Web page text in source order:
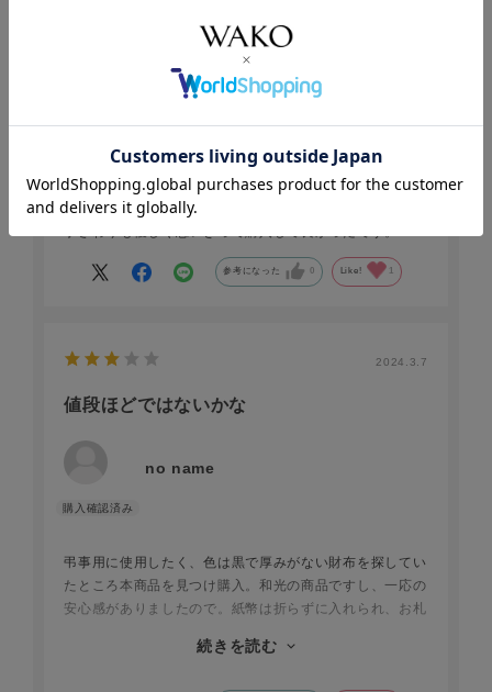
みほちゃん
女性
お住まいの地域:
九州・沖縄
スッキリとおさまります。法事が重なることも多くなって
きました。
和光さんで購入！！
参考になった 0 Like! 1
2024.3.7
値段ほどではないかな
no name
弔事用に使用したく、色は黒で厚みがない財布を探してい
たところ本商品を見つけ購入。和光の商品ですし、一応の
安心感がありましたので。紙幣は折らずに入れられ、お札
ありまずまずの収納力です。厚みはなく、弔事用バッグに
続きを読む